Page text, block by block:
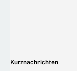
Kurznachrichten